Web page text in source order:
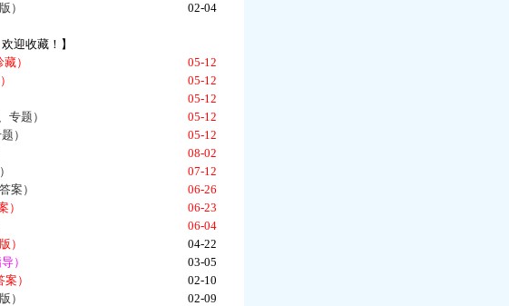
）
02-04
迎收藏！】
）
05-12
05-12
05-12
专题）
05-12
）
05-12
08-02
07-12
案）
06-26
）
06-23
06-04
）
04-22
）
03-05
）
02-10
） 02-09